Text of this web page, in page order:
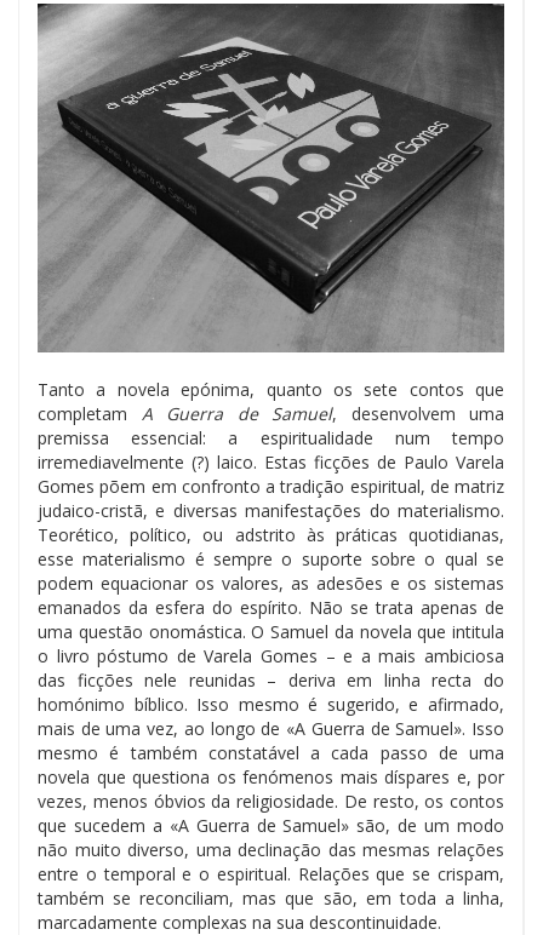
Tanto a novela epónima, quanto os sete contos que
completam A Guerra de Samuel, desenvolvem uma
premissa essencial: a espiritualidade num tempo
irremediavelmente (?) laico. Estas ficções de Paulo Varela
Gomes põem em confronto a tradição espiritual, de matriz
judaico-cristã, e diversas manifestações do materialismo.
Teorético, político, ou adstrito às práticas quotidianas,
esse materialismo é sempre o suporte sobre o qual se
podem equacionar os valores, as adesões e os sistemas
emanados da esfera do espírito. Não se trata apenas de
uma questão onomástica. O Samuel da novela que intitula
o livro póstumo de Varela Gomes – e a mais ambiciosa
das ficções nele reunidas – deriva em linha recta do
homónimo bíblico. Isso mesmo é sugerido, e afirmado,
mais de uma vez, ao longo de «A Guerra de Samuel». Isso
mesmo é também constatável a cada passo de uma
novela que questiona os fenómenos mais díspares e, por
vezes, menos óbvios da religiosidade. De resto, os contos
que sucedem a «A Guerra de Samuel» são, de um modo
não muito diverso, uma declinação das mesmas relações
entre o temporal e o espiritual. Relações que se crispam,
também se reconciliam, mas que são, em toda a linha,
marcadamente complexas na sua descontinuidade.